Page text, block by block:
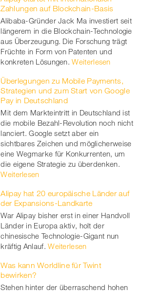
Zahlungen auf Blockchain-Basis
Alibaba-Gründer Jack Ma investiert seit
längerem in die Blockchain-Technologie
aus Überzeugung. Die Forschung trägt
Früchte in Form von Patenten und
konkreten Lösungen. Weiterlesen
Überlegungen zu Mobile Payments,
Strategien und zum Start von Google
Pay in Deutschland
Mit dem Markteintritt in Deutschland ist
die mobile Bezahl-Revolution noch nicht
lanciert. Google setzt aber ein
sichtbares Zeichen und möglicherweise
eine Wegmarke für Konkurrenten, um
die eigene Strategie zu überdenken.
Weiterlesen
Alipay hat 20 europäische Länder auf
der Expansions-Landkarte
War Alipay bisher erst in einer Handvoll
Länder in Europa aktiv, holt der
chinesische Technologie-Gigant nun
kräftig Anlauf. Weiterlesen
Was kann Worldline für Twint
bewirken?
Stehen hinter der überraschend hohen